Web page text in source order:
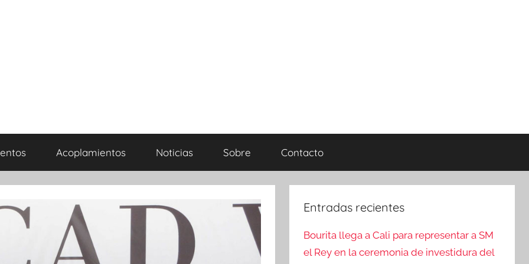
Acoplamientos Noticias Sobre Contacto
Entradas recientes
Bourita llega a Cali para representar a SM
el Rey en la ceremonia de investidura del